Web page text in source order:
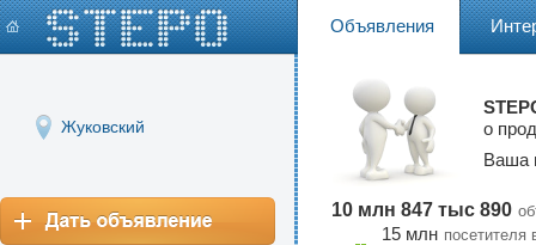
Объявления
Жуковский
о
Ваша
10 млн 847 тыс 890
15 млн посетителя